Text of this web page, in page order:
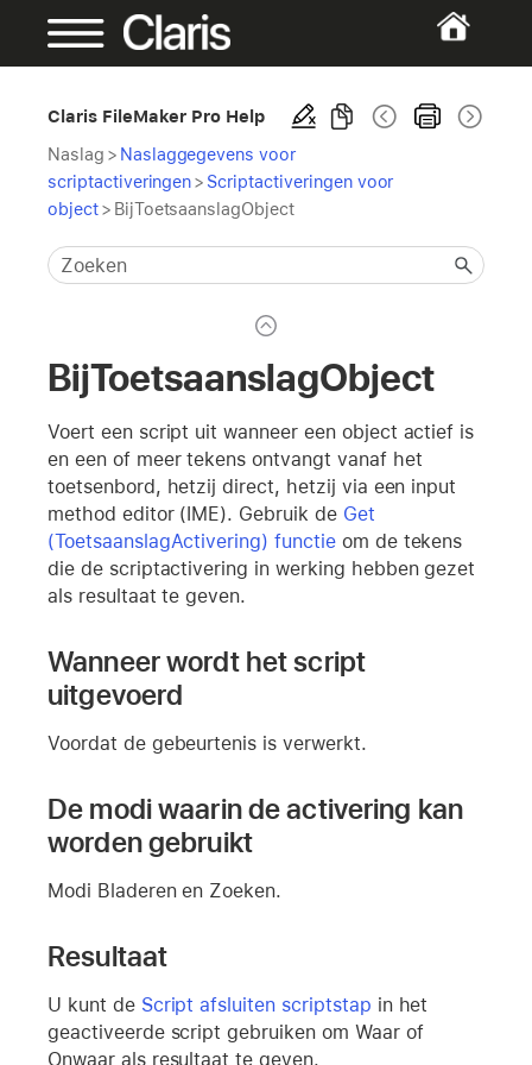
Claris FileMaker Pro Help
Naslag > Naslaggegevens voor
scriptactiveringen> Scriptactiveringen voor
object> BijToetsaanslagObject
BijToetsaanslagObject
Voert een script uit wanneer een object actief is
en een of meer tekens ontvangt vanaf het
toetsenbord, hetzij direct, hetzij via een input
method editor (IME). Gebruik de Get
(ToetsaanslagActivering) functieom de tekens
die de scriptactivering in werking hebben gezet
als resultaat te geven.
Wanneer wordt het script
uitgevoerd
Voordat de gebeurtenis is verwerkt.
De modi waarin de activering kan
worden gebruikt
Modi Bladeren en Zoeken.
Resultaat
U kunt de Script afsluiten scriptstap in het
geactiveerde script gebruiken om Waar of
Onwaar als resultaat te geven.